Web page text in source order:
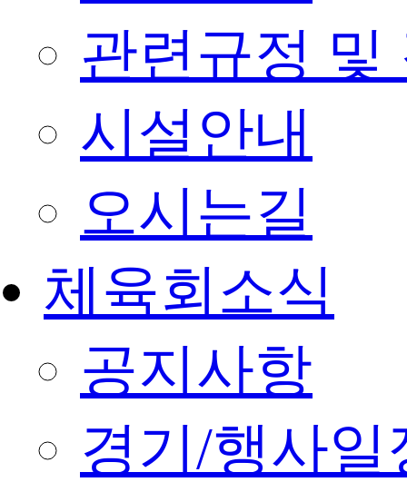
관련규정 및
시설안내
오시는길
체육회소식
공지사항
경기/행사일